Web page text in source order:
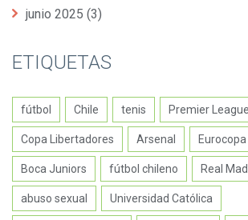
junio 2025 (3)
ETIQUETAS
fútbol Chile tenis Premier League
Copa Libertadores Arsenal
Boca Juniors fútbol chileno Real
abuso sexual Universidad Católica